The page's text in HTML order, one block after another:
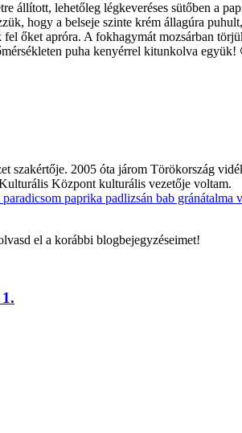
állított, lehetőleg légkeveréses sütőben a
hogy a belseje szinte krém állagúra
őket apróra. A fokhagymát mozsárban
puha kenyérrel kitunkolva együk!
2005 óta járom Törökország
Központ kulturális vezetője voltam.
paradicsom paprika padlizsán bab gránátalma
el a korábbi blogbejegyzéseimet!